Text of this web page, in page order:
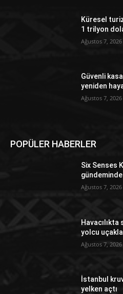
Küresel
1 trilyon
Ağustos 7, 2026
Güvenli
yeniden
Ağustos 7, 2026
POPÜLER HABERLER
Six Senses
gündeminde
Ağustos 7, 2026
yolcu
Ağustos 7, 2026
İstanbul
yelken açtı